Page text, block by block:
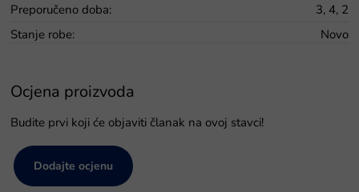
Preporučeno doba:
3, 4, 2
Stanje robe: Novo
Ocjena proizvoda
Budite prvi koji će objaviti članak na ovoj stavci!
Dodajte ocjenu